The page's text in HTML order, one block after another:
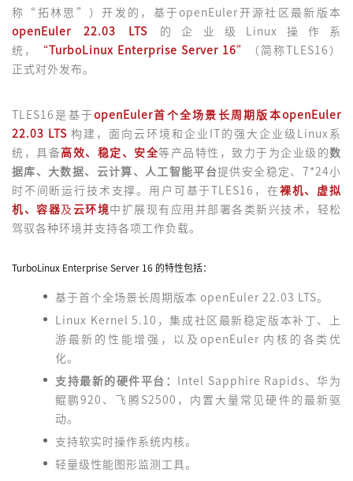
称“拓林思”）开发的，基于openEuler开源社区最新版本
openEuler 22.03 LTS
的企业级Linux操作系
统，
“ TurboLinux Enterprise Server 16”
（简称TLES16）
正式对外发布。
TLES16是基于openEuler首个全场景长周期版本openEuler
22.03 LTS 构建，面向云环境和企业IT的强大企业级Linux系
统，具备高效、稳定、安全等产品特性，致力于为企业级的数
据库、大数据、云计算、人工智能平台提供安全稳定、7*24小
时不间断运行技术支撑。用户可基于TLES16，在 裸机、虚拟
机、容器 及 云环境中扩展现有应用并部署各类新兴技术，轻松
驾驭各种环境并支持各项工作负载。
TurboLinux Enterprise Server 16 的特性包括：
基于首个全场景长周期版本 openEuler 22.03 LTS。
Linux Kernel 5.10，集成社区最新稳定版本补丁、上
游最新的性能增强，以及openEuler 内核的各类优
化。
支持最新的硬件平台：
Intel Sapphire Rapids、华为
鲲鹏920、飞腾S2500，内置大量常见硬件的最新驱
动。
支持软实时操作系统内核。
轻量级性能图形监测工具。